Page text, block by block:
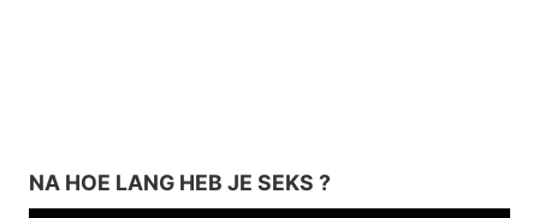
NA HOE LANG HEB JE SEKS ?